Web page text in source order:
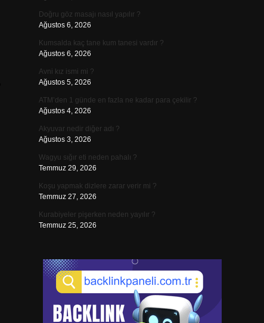
Doğru göz masajı nasıl yapılır ?
Ağustos 6, 2026
Kumsalda kaç tane kum tanesi vardır ?
Ağustos 6, 2026
Avni kız ismi mi ?
Ağustos 5, 2026
ATM’den 1 günde en fazla ne kadar para çekilir ?
Ağustos 4, 2026
Akyuvar nedir diğer adı ?
Ağustos 3, 2026
Wagyu sığır eti neden pahalı ?
Temmuz 29, 2026
Koşu yapmak dizlere zarar verir mi ?
Temmuz 27, 2026
Kurabiyeler pişerken neden yayılır ?
Temmuz 25, 2026